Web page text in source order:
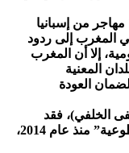
في الأسابيع الأخيرة، أدى طرد أكثر من 100 مهاجر من إسبانيا
المغرب إلى ردود
إلا أن المغرب
المعنية
العودة
الخلفي)، فقد
استفاد 22000 مهاجر من عملية العودة “الطوعية” منذ عام 2014،